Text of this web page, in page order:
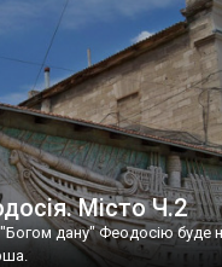
Місто Ч.2
дану" Феодосію буде